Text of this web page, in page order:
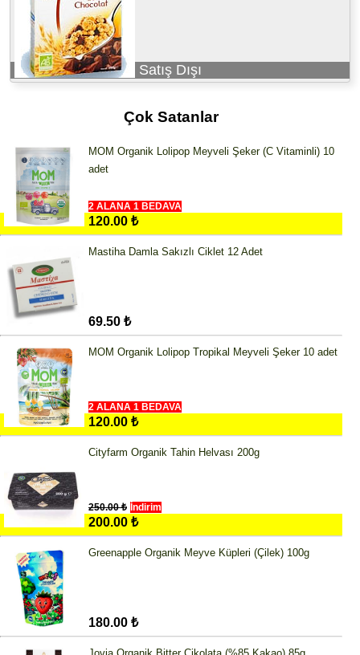
Satış Dışı
Çok Satanlar
MOM Organik Lolipop Meyveli Şeker (C Vitaminli) 10
adet
2 ALANA 1 BEDAVA
120.00 ₺
Mastiha Damla Sakızlı Ciklet 12 Adet
69.50 ₺
MOM Organik Lolipop Tropikal Meyveli Şeker 10 adet
2 ALANA 1 BEDAVA
120.00 ₺
Cityfarm Organik Tahin Helvası 200g
250.00 ₺ İndirim
200.00 ₺
Greenapple Organik Meyve Küpleri (Çilek) 100g
180.00 ₺